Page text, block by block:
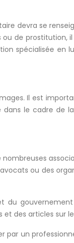
devra se
de
spécialisée
Il est
le cadre de
ou des
du
des articles sur
un